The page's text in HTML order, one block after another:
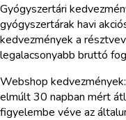
Gyógyszertári
gyógyszertárak havi
kedvezmények a
legalacsonyabb bruttó
Webshop
elmúlt 30 napban mért
figyelembe véve az